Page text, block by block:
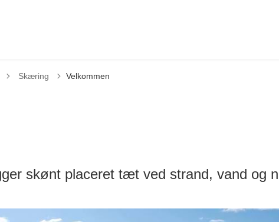
Tilbage til
Skæring Velkommen
skønt placeret tæt ved strand, vand og